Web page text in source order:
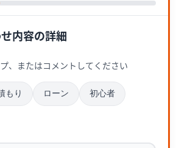
内容の詳細
、またはコメントしてください
もり ローン 初心者